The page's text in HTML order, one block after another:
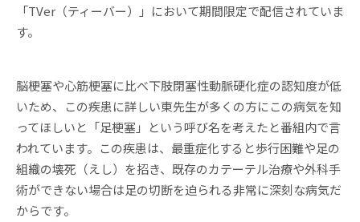
「TVer（ティーバー）」において期間限定で配信されていま
す。
脳梗塞や心筋梗塞に比べ下肢閉塞性動脈硬化症の認知度が低
いため、この疾患に詳しい東先生が多くの方にこの病気を知
ってほしいと「足梗塞」という呼び名を考えたと番組内で言
われています。この疾患は、最重症化すると歩行困難や足の
組織の壊死（えし）を招き、既存のカテーテル治療や外科手
術ができない場合は足の切断を迫られる非常に深刻な病気だ
からです。